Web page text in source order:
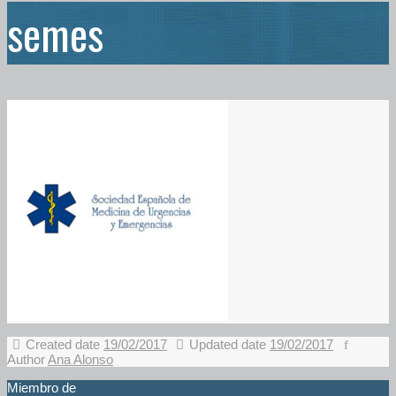
semes
Created date 19/02/2017 Updated date 19/02/2017
AuthorAna Alonso
Miembro de